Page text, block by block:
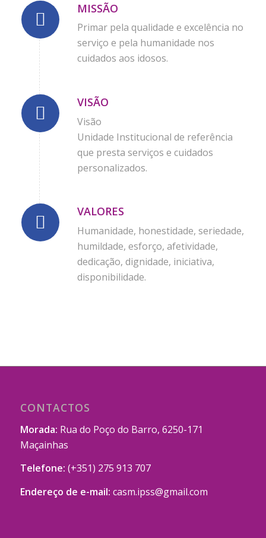
MISSÃO
Primar pela qualidade e excelência no
serviço e pela humanidade nos
cuidados aos idosos.
VISÃO
Visão
Unidade Institucional de referência
que presta serviços e cuidados
personalizados.
VALORES
Humanidade, honestidade, seriedade,
humildade, esforço, afetividade,
dedicação, dignidade, iniciativa,
disponibilidade.
CONTACTOS
Morada: Rua do Poço do Barro, 6250-171
Maçainhas
Telefone: (+351) 275 913 707
Endereço de e-mail: casm.ipss@gmail.com